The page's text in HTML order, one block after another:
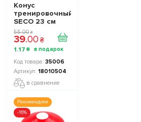
Конус
тренировочный
SECO 23 см
цвет: желтый
55.00 ₴
39.00 ₴
1.17 ₴
35006
18010504
в сравнение
Рекомендуем
-16%